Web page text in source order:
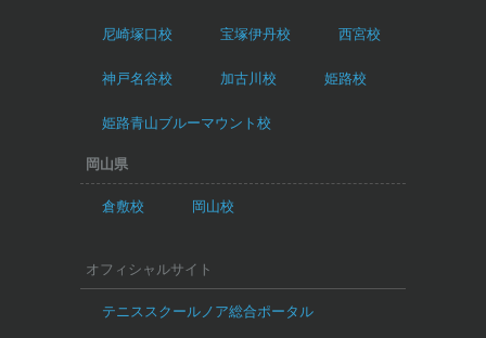
尼崎塚口校 宝塚伊丹校 西宮校
神戸名谷校 加古川校 姫路校
姫路青山ブルーマウント校
岡山県
倉敷校 岡山校
オフィシャルサイト
テニススクールノア総合ポータル